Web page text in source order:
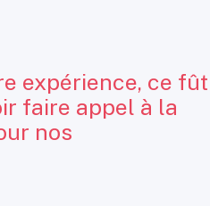
expérience, ce fût
faire appel à la
nos